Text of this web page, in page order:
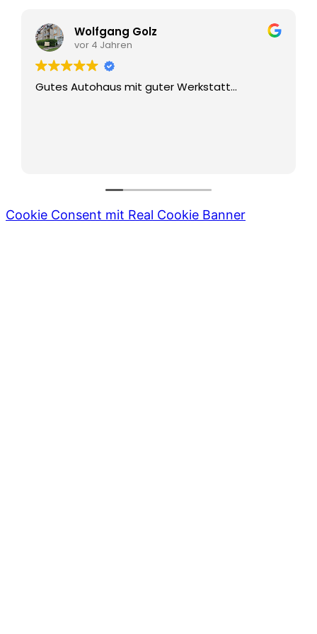
Wolfgang Golz
vor 4 Jahren
Gutes Autohaus mit guter Werkstatt...
Cookie Consent mit Real Cookie Banner